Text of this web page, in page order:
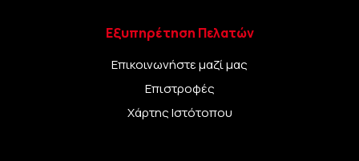
Εξυπηρέτηση Πελατών
Επικοινωνήστε μαζί μας
Επιστροφές
Χάρτης Ιστότοπου